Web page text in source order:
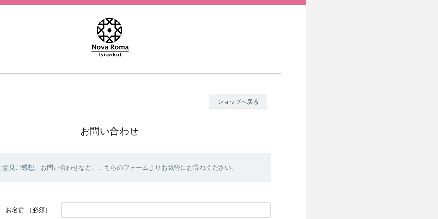
ショップへ戻る
お問い合わせ
見ご感想、お問い合わせなど、こちらのフォームよりお気軽にお尋ねください。
お名前 （必須）